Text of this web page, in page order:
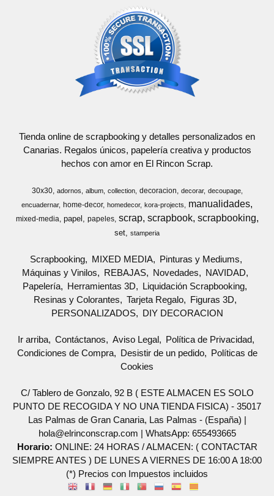
Tienda online de scrapbooking y detalles personalizados en
Canarias. Regalos únicos, papelería creativa y productos
hechos con amor en El Rincon Scrap.
30x30 adornos album collection decoracion decorar
decoupage
encuadernar
home-decor homedecor kora-projects manualidades
mixed-media papel papeles scrap scrapbook scrapbooking
set stamperia
Scrapbooking MIXED MEDIA
Pinturas y Mediums
Máquinas y Vinilos
REBAJAS Novedades
NAVIDAD
Papelería
Herramientas 3D
Liquidación Scrapbooking
Resinas y Colorantes
Tarjeta Regalo
Figuras 3D
PERSONALIZADOS
DIY DECORACION
Ir arriba Contáctanos Aviso Legal
Política de Privacidad
Condiciones de Compra
Desistir de un pedido
Políticas de
Cookies
C/ Tablero de Gonzalo, 92 B ( ESTE ALMACEN ES SOLO
PUNTO DE RECOGIDA Y NO UNA TIENDA FISICA) - 35017
Las Palmas de Gran Canaria, Las Palmas - (España) |
hola@elrinconscrap.com | WhatsApp: 655493665
Horario: ONLINE: 24 HORAS / ALMACEN: ( CONTACTAR
SIEMPRE ANTES ) DE LUNES A VIERNES DE 16:00 A 18:00
(*) Precios con Impuestos incluidos